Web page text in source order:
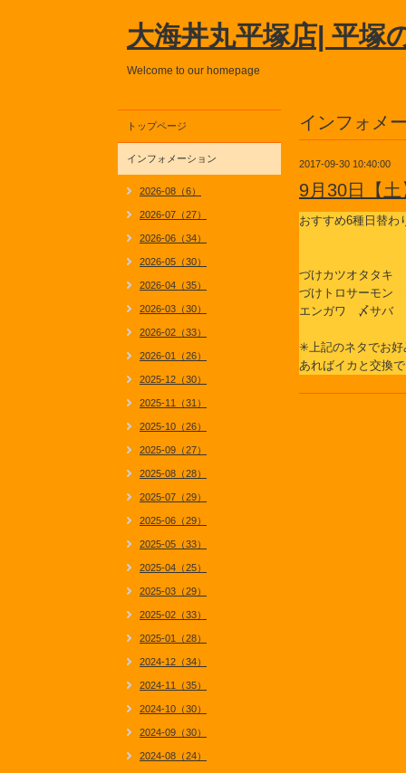
大海丼丸平塚店| 平塚
Welcome to our homepage
インフォメ
2017-09-30 10:40:00
9月30日【
おすすめ6種日替わ
づけカツオタタキ
づけトロサーモン
エンガワ 〆サバ
✳上記のネタでお好
あればイカと交換
トップページ
インフォメーション
2026-08（6）
2026-07（27）
2026-06（34）
2026-05（30）
2026-04（35）
2026-03（30）
2026-02（33）
2026-01（26）
2025-12（30）
2025-11（31）
2025-10（26）
2025-09（27）
2025-08（28）
2025-07（29）
2025-06（29）
2025-05（33）
2025-04（25）
2025-03（29）
2025-02（33）
2025-01（28）
2024-12（34）
2024-11（35）
2024-10（30）
2024-09（30）
2024-08（24）